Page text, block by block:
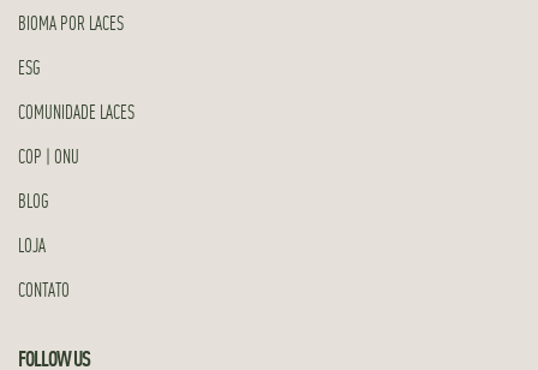
BIOMA POR LACES
ESG
COMUNIDADE LACES
COP | ONU
BLOG
LOJA
CONTATO
FOLLOW US